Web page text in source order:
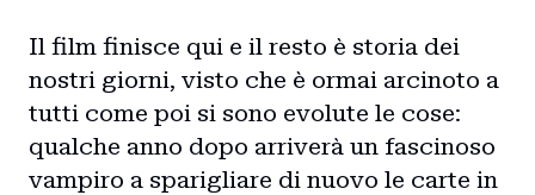
Il film finisce qui e il resto è storia dei
nostri giorni, visto che è ormai arcinoto a
tutti come poi si sono evolute le cose:
qualche anno dopo arriverà un fascinoso
vampiro a sparigliare di nuovo le carte in